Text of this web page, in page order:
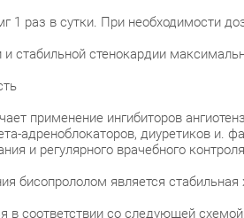
1 раз в сутки. При необходимости
и стабильной стенокардии
применение ингибиторов
адреноблокаторов, диуретиков и.
и регулярного врачебного
бисопрололом является
соответствии со следующей